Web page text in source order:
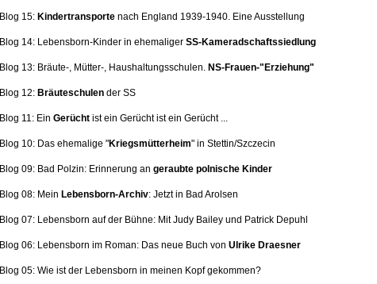
Blog 15: Kindertransporte nach England 1939-1940. Eine Ausstellung
Blog 14: Lebensborn-Kinder in ehemaliger SS-Kameradschaftssiedlung
Blog 13: Bräute-, Mütter-, Haushaltungsschulen. NS-Frauen-"Erziehung"
Blog 12: Bräuteschulen der SS
Blog 11: Ein Gerücht ist ein Gerücht ist ein Gerücht ...
Blog 10: Das ehemalige "Kriegsmütterheim" in Stettin/Szczecin
Blog 09: Bad Polzin: Erinnerung an geraubte polnische Kinder
Blog 08: Mein Lebensborn-Archiv: Jetzt in Bad Arolsen
Blog 07: Lebensborn auf der Bühne: MitJudy Bailey und Patrick Depuhl
Blog 06: Lebensborn im Roman: Das neue Buch von Ulrike Draesner
Blog 05: Wie ist der Lebensborn in meinen Kopf gekommen?